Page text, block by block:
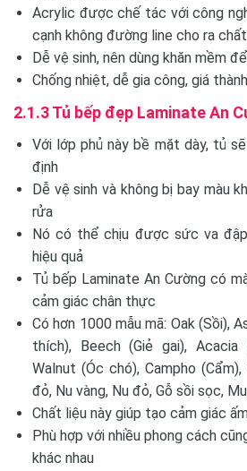
Acrylic được chế tác với công
cạnh không đường line cho ra
Dễ vệ sinh, nên dùng khăn mềm
Chống nhiệt, dễ gia công, giá
2.1.3 Tủ bếp đẹp Laminate An
Với lớp phủ này bề mặt dày, tủ
định
Dễ vệ sinh và không bị bay màu
rửa
Nó có thể chịu được sức va
hiệu quả
Tủ bếp Laminate An Cường có
cảm giác chân thực
Có hơn 1000 mẫu mã: Oak (Sồi),
thích), Beech (Giẻ gai), Acacia
Walnut (Óc chó), Campho
đỏ, Nu vàng, Nu đỏ, Gỗ sồi sọc,
Chất liệu này giúp tạo cảm giác
Phù hợp với nhiều phong cách
khác nhau